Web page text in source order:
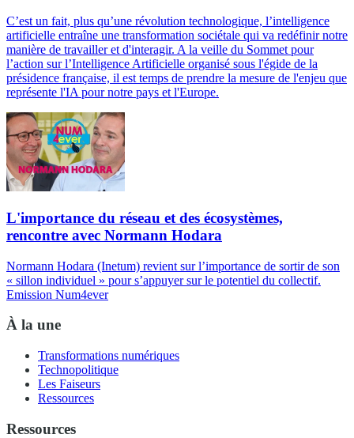
C’est un fait, plus qu’une révolution technologique, l’intelligence
artificielle entraîne une transformation sociétale qui va redéfinir notre
manière de travailler et d'interagir. A la veille du Sommet pour
l’action sur l’Intelligence Artificielle organisé sous l'égide de la
présidence française, il est temps de prendre la mesure de l'enjeu que
représente l'IA pour notre pays et l'Europe.
L'importance du réseau et des écosystèmes,
rencontre avec Normann Hodara
Normann Hodara (Inetum) revient sur l’importance de sortir de son
« sillon individuel » pour s’appuyer sur le potentiel du collectif.
Emission Num4ever
À la une
Transformations numériques
Technopolitique
Les Faiseurs
Ressources
Ressources